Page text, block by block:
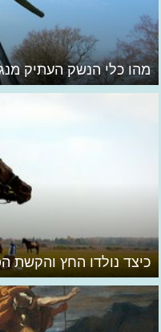
מהו כלי הנשק העתיק
כיצד נולדו החץ והקשת